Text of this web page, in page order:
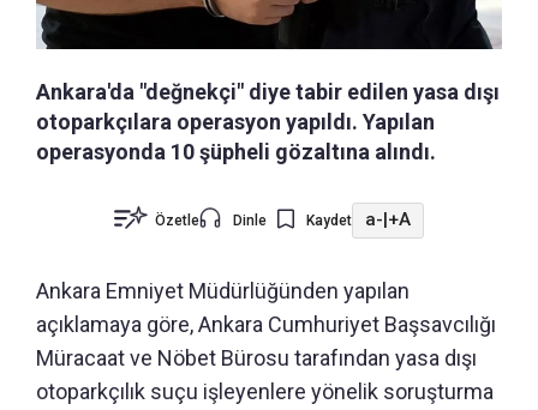
Ankara'da "değnekçi" diye tabir edilen yasa dışı
otoparkçılara operasyon yapıldı. Yapılan
operasyonda 10 şüpheli gözaltına alındı.
Özetle Dinle Kaydet a- +A
Ankara Emniyet Müdürlüğünden yapılan
açıklamaya göre, Ankara Cumhuriyet Başsavcılığı
Müracaat ve Nöbet Bürosu tarafından yasa dışı
otoparkçılık suçu işleyenlere yönelik soruşturma